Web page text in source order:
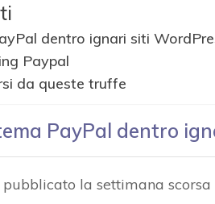
dentro ignari siti
Paypal
da queste truffe
PayPal dentro
la settimana